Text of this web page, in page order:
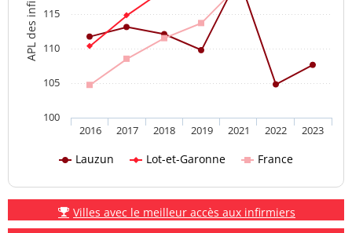
Lauzun Lot-et-Garonne France
2016 2017 2018 2019 2021 2022 2023
100
105
110
115
Villes avec le meilleur accès aux infirmiers